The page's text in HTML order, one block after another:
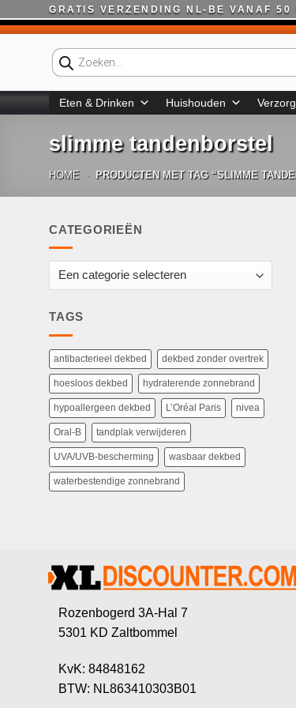
naar
GRATIS VERZENDING NL-BE VANAF 50
Producten
zoeken
Eten & Drinken Huishouden
slimme tandenborstel
HOME - PRODUCTEN MET TAG “SLIMME
CATEGORIEËN
TAGS
antibacterieel dekbed dekbed zonder overtrek
hoesloos dekbed hydraterende zonnebrand
hypoallergeen dekbed L’Oréal Paris nivea
Oral-B tandplak verwijderen
UVA/UVB-bescherming wasbaar dekbed
waterbestendige zonnebrand
Rozenbogerd 3A-Hal 7
5301 KD Zaltbommel
KvK: 84848162
BTW: NL863410303B01